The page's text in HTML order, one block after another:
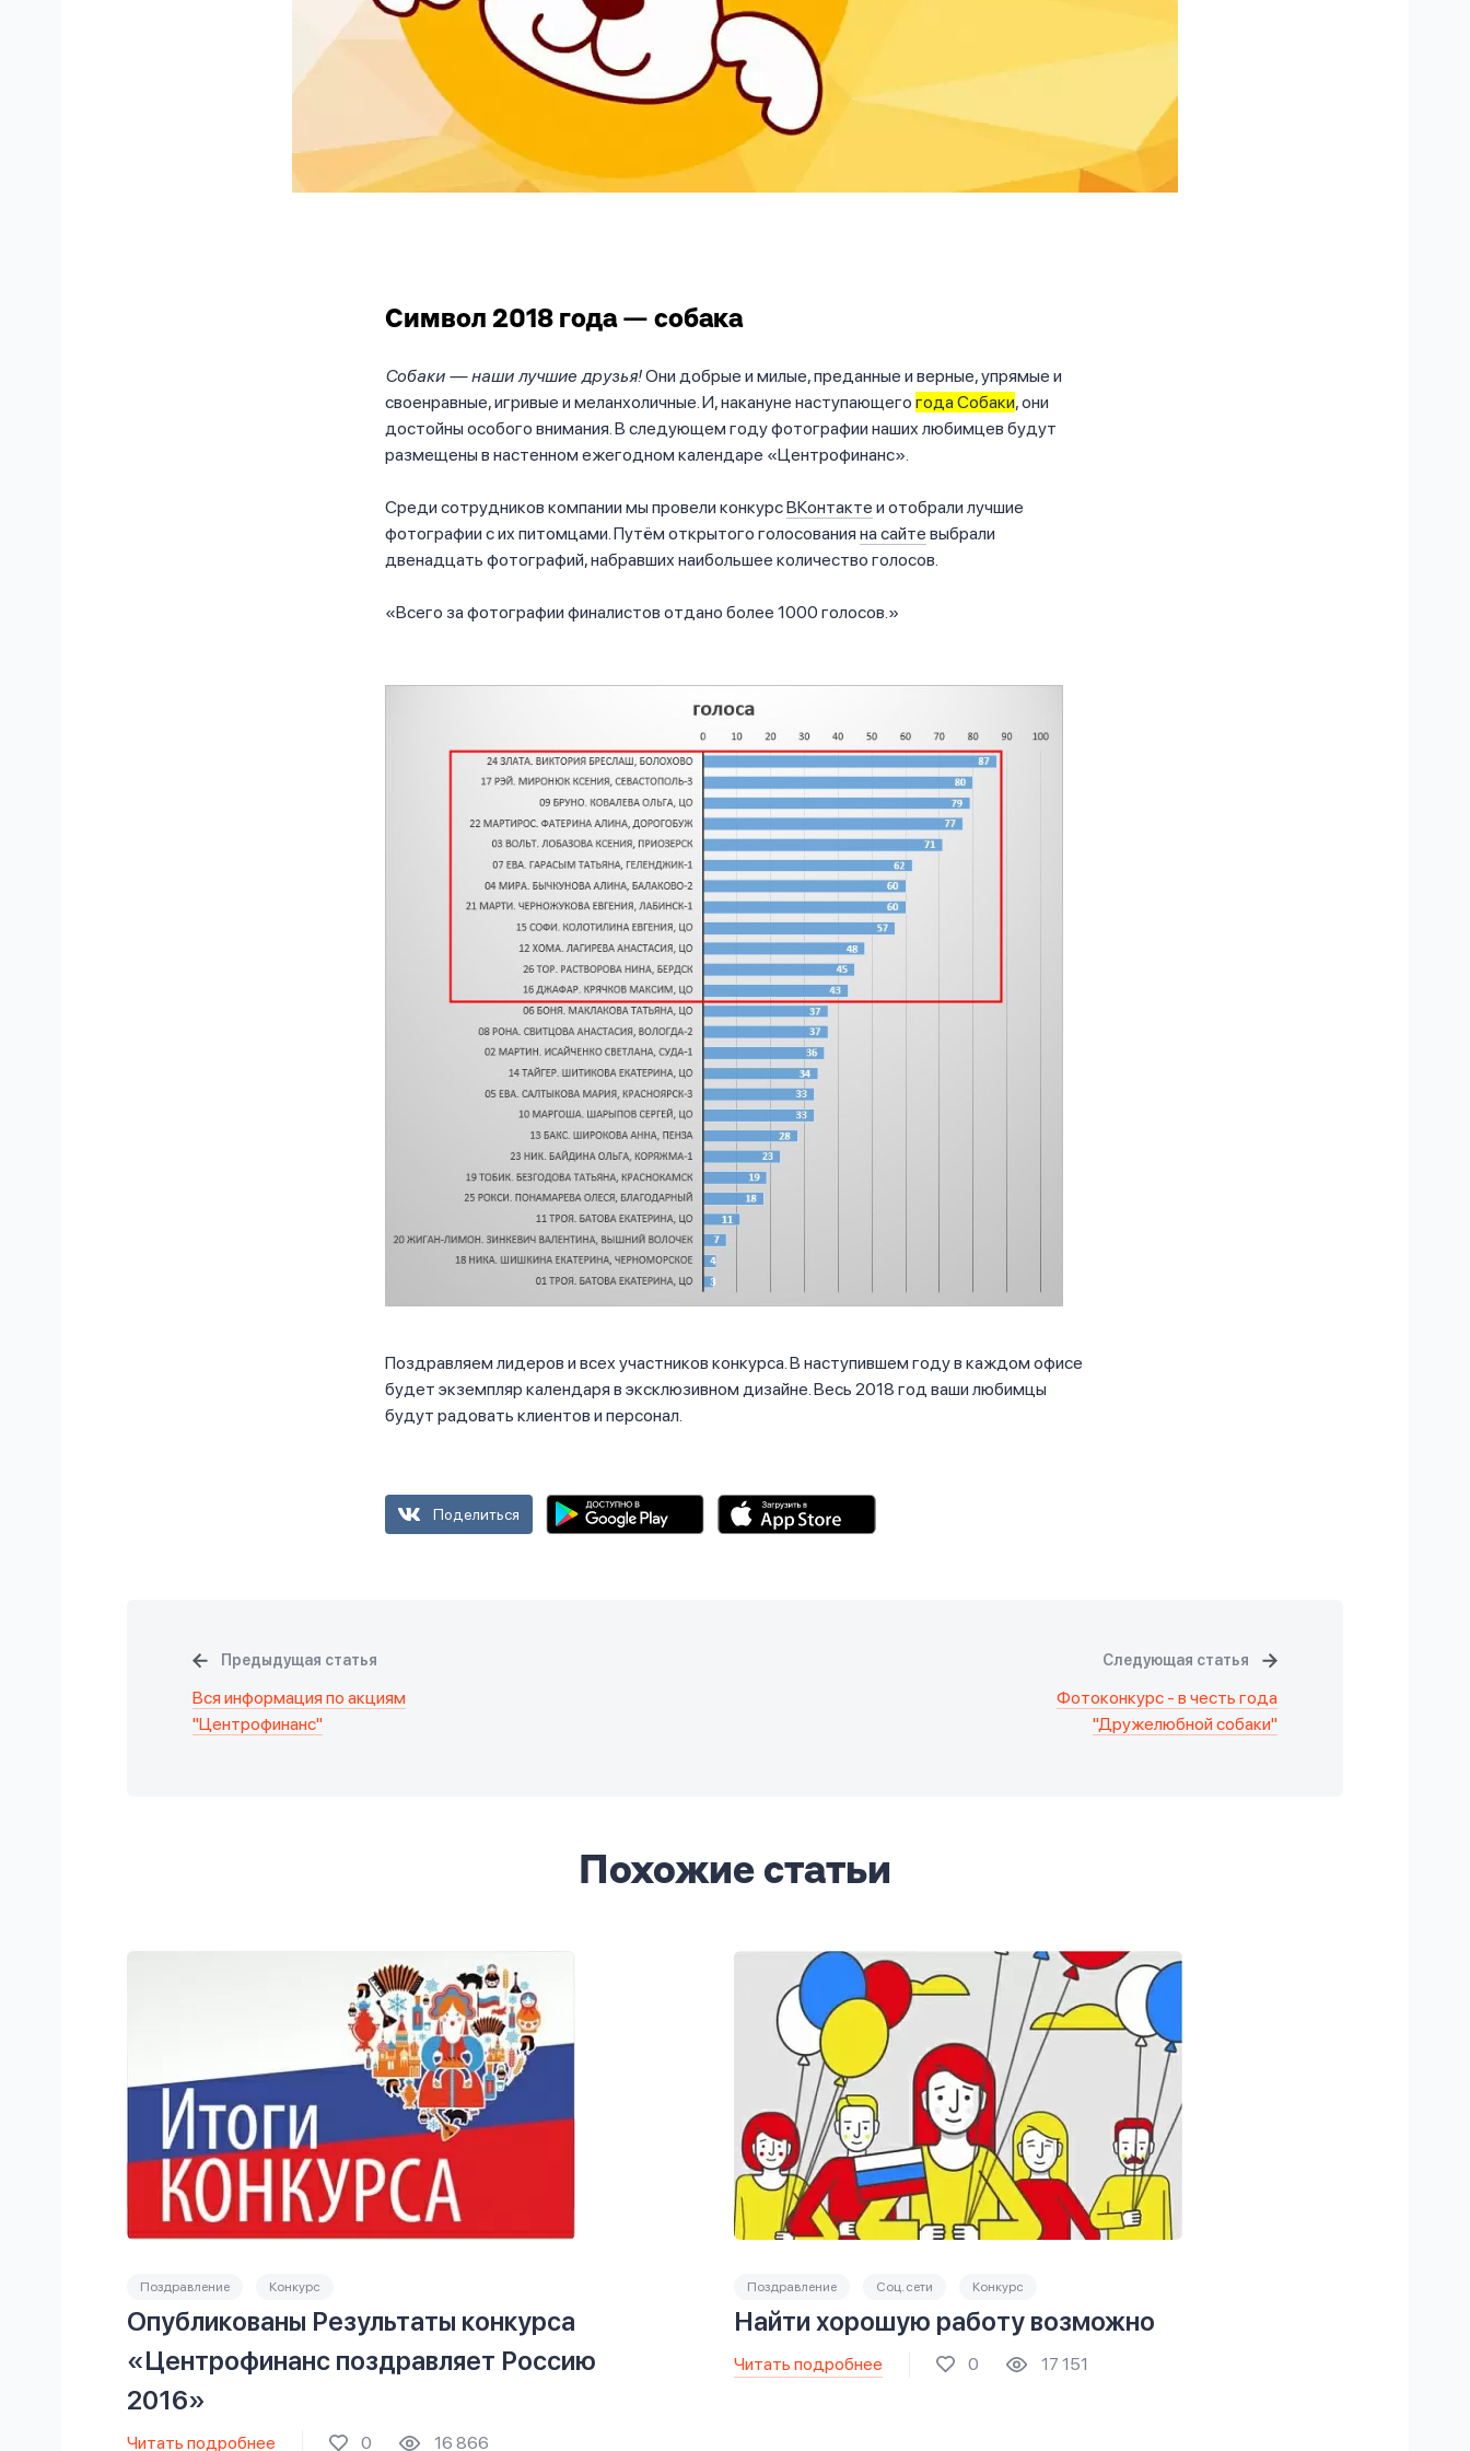
Символ 2018 года — собака
Собаки — наши лучшие друзья!Они добрые и милые, преданные и верные, упрямые и
своенравные, игривые и меланхоличные. И, накануне наступающего года Собаки, они
достойны особого внимания. В следующем году фотографии наших любимцев будут
размещены в настенном ежегодном календаре «Центрофинанс».
Среди сотрудников компании мы провели конкурсВКонтакте и отобрали лучшие
фотографии с их питомцами. Путём открытого голосования на сайте выбрали
двенадцать фотографий, набравших наибольшее количество голосов.
Всего за фотографии финалистов отдано более 1000 голосов.
Поздравляем лидеров и всех участников конкурса. В наступившем году в каждом офисе
будет экземпляр календаря в эксклюзивном дизайне. Весь 2018 год ваши любимцы
будут радовать клиентов и персонал.
Поделиться
Предыдущая статья
Вся информация по акциям
"Центрофинанс"
Следующая статья
Фотоконкурс - в честь года
"Дружелюбной собаки"
Похожие статьи
Поздравление Конкурс
Опубликованы Результаты конкурса
«Центрофинанс поздравляет Россию
2016»
Читать подробнее 0 16 866
Поздравление Соц. сети Конкурс
Найти хорошую работу возможно
Читать подробнее 0 17 151